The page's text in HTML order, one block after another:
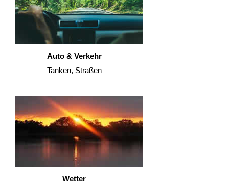
Auto & Verkehr
Tanken, Straßen
Wetter